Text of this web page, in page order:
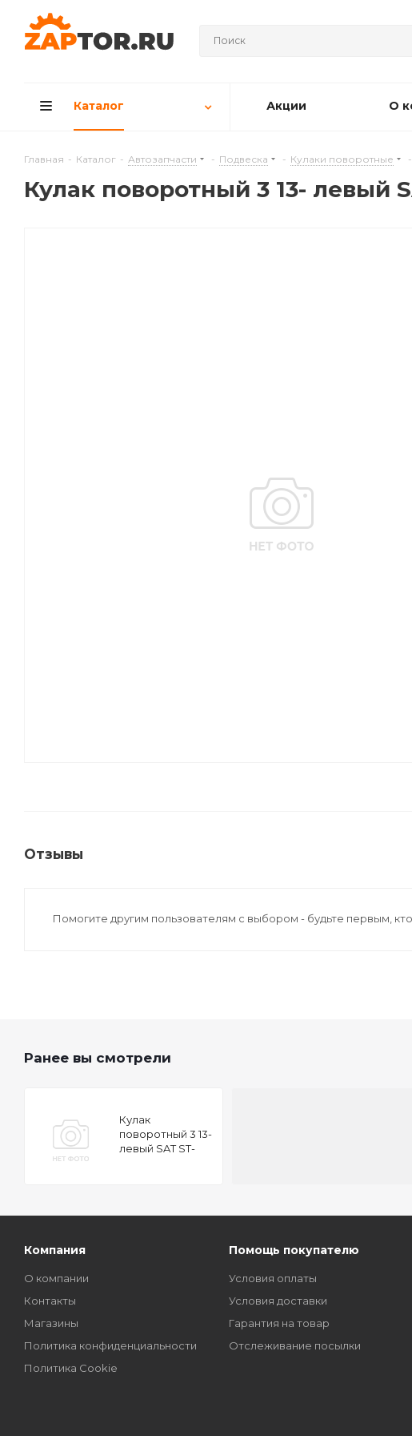
Каталог Акции О
Главная - Каталог - Автозапчасти - Подвеска - Кулаки поворотные -
Кулак поворотный 3 13- левый
Отзывы
Помогите другим пользователям с выбором - будьте первым,
Ранее вы смотрели
Кулак
поворотный 3 13-
левый SAT ST-
Компания
О компании
Контакты
Магазины
Политика конфиденциальности
Политика Cookie
Помощь покупателю
Условия оплаты
Условия доставки
Гарантия на товар
Отслеживание посылки